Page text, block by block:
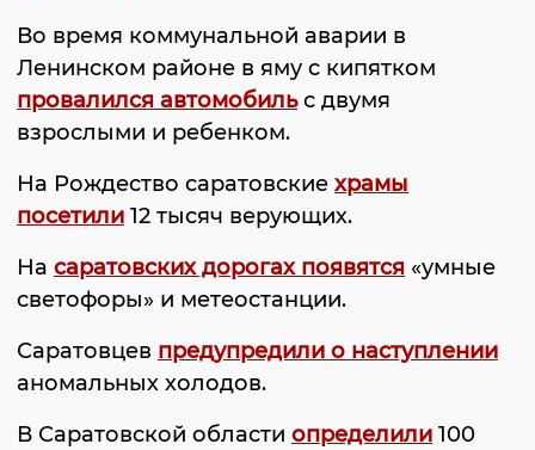
Во время коммунальной аварии в
Ленинском районе в яму с кипятком
провалился автомобильс двумя
взрослыми и ребенком.
На Рождество саратовские храмы
посетили 12 тысяч верующих.
На саратовских дорогах появятся «умные
светофоры» и метеостанции.
Саратовцев предупредили о наступлении
аномальных холодов.
В Саратовской области определили 100